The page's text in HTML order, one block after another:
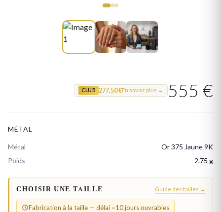
CLUB 277,50 €En savoir plus → 555 €
MÉTAL
Métal
Or 375 Jaune 9K
Poids
2.75 g
CHOISIR UNE TAILLE Guide des tailles →
Fabrication à la taille — délai ~10 jours ouvrables